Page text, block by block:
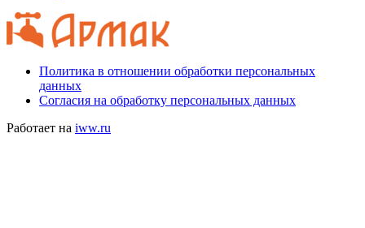
Политика в отношении обработки персональных
данных
Согласия на обработку персональных данных
Работает на iww.ru